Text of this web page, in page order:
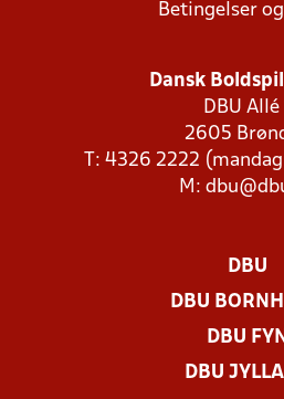
Betingelser
Dansk
DBU Allé
2605
T: 4326 2222
M:
DBU
DBU
DBU FYN
DBU